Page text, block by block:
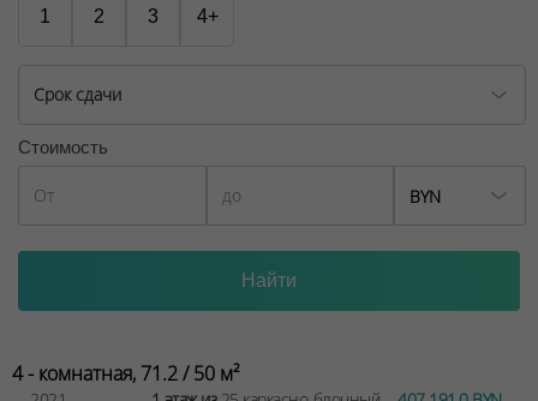
В здании 25 этажей с квартирами площадью от 28 до
последнем этажах – 3 метра и более. Свободная
планировка квартир позволит создать интерьер под
свой вкус и стиль!
панорамными видами Глазго, царит атмосфера
стойка консьержа, зона ожидания гостей, санитарная
комната с пеленальным столиком. И даже место для
букшеринга, то есть обмена книгами!
В доме будет отдельное помещение для хранения
велосипедов в количестве 10 штук, а также
1 2 3 4+
Срок сдачи
Стоимость
BYN
4 - комнатная, 71.2 / 50 м²